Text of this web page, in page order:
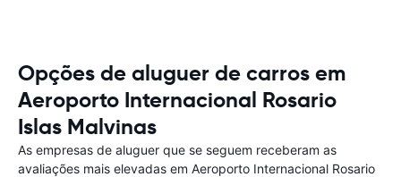
Opções de aluguer de carros em
Aeroporto Internacional Rosario
Islas Malvinas
As empresas de aluguer que se seguem receberam as
avaliações mais elevadas em Aeroporto Internacional Rosario